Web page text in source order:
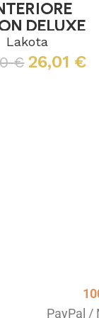
DELUXE
Lakota
€ 26,01 €
PayPal /